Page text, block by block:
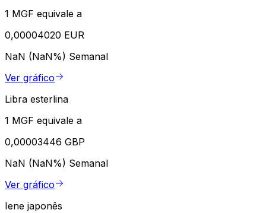
1 MGF equivale a
0,00004020 EUR
NaN (NaN%) Semanal
Ver gráfico
Libra esterlina
1 MGF equivale a
0,00003446 GBP
NaN (NaN%) Semanal
Ver gráfico
Iene japonês